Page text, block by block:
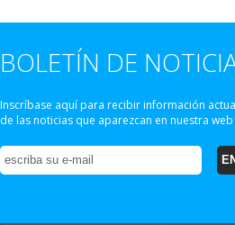
BOLETÍN DE
Inscríbase aquí para recibir información
de las noticias que aparezcan en nuestra web